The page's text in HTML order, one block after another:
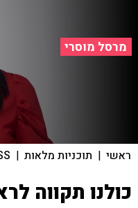
מרסל מוסרי
ראשי | תוכניות מלאות |
כולנו תקווה